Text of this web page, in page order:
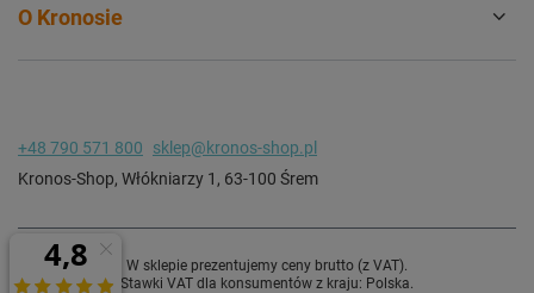
O Kronosie
+48 790 571 800
sklep@kronos-shop.pl
Kronos-Shop, Włókniarzy 1 , 63-100 Śrem
W sklepie prezentujemy ceny brutto (z VAT).
Stawki VAT dla konsumentów z kraju: Polska.